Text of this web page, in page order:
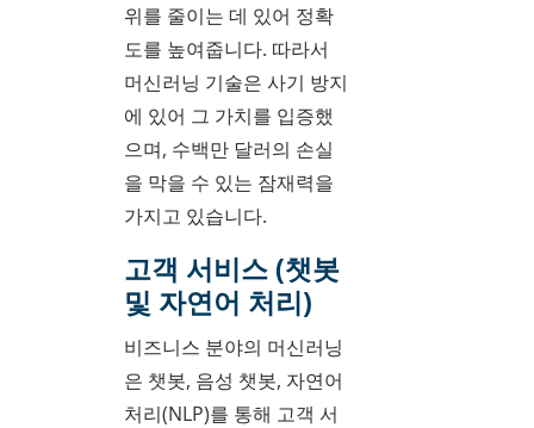
위를 줄이는 데 있어 정확
도를 높여줍니다. 따라서
머신러닝 기술은 사기 방지
에 있어 그 가치를 입증했
으며, 수백만 달러의 손실
을 막을 수 있는 잠재력을
가지고 있습니다.
고객 서비스 (챗봇
및 자연어 처리)
비즈니스 분야의 머신러닝
은 챗봇, 음성 챗봇, 자연어
처리(NLP)를 통해 고객 서